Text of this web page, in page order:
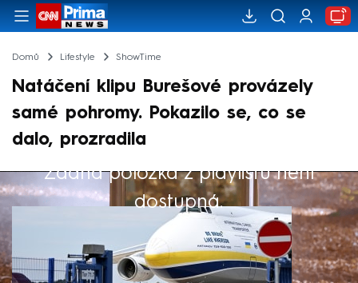
Domů Lifestyle ShowTime
Natáčení klipu Burešové provázely
samé pohromy. Pokazilo se, co se
dalo, prozradila
Žádná položka z playlistu není
dostupná.
Výběr redakce